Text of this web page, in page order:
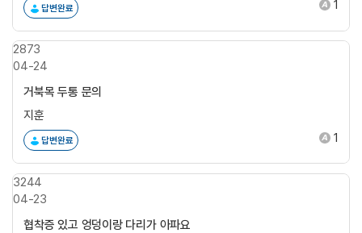
답변완료 1
거북목 두통 문의
지훈
답변완료 1
2873
04-24
협착증 있고 엉덩이랑 다리가 아파요
3244
04-23